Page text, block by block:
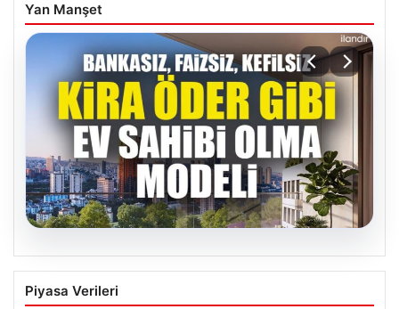
Yan Manşet
05.08.2026
DAP Yapı’dan bir ilk! Emlak Konut
güvencesi Dap vizyonuyla kendi
Piyasa Verileri